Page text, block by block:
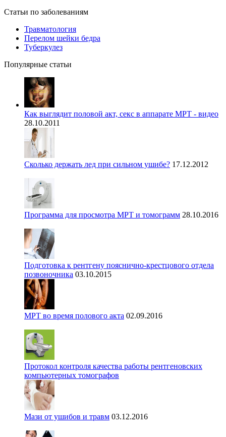
Статьи по заболеваниям
Травматология
Перелом шейки бедра
Туберкулез
Популярные статьи
Как выглядит половой акт, секс в аппарате МРТ - видео
28.10.2011
Сколько держать лед при сильном ушибе? 17.12.2012
Программа для просмотра МРТ и томограмм 28.10.2016
Подготовка к рентгену пояснично-крестцового отдела
позвоночника 03.10.2015
МРТ во время полового акта 02.09.2016
Протокол контроля качества работы рентгеновских
компьютерных томографов
Мази от ушибов и травм 03.12.2016